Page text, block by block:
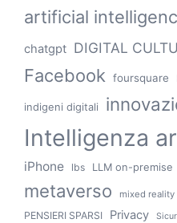
artificial
chatgpt DIGITAL
Facebook foursquare
indigeni digitali
Intelligenza
iPhone lbs LLM on-premise
metaverso mixed reality
PENSIERI SPARSI Privacy